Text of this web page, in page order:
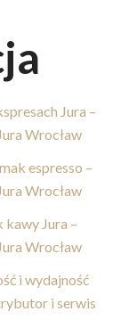
Jura –
Wrocław
espresso –
Wrocław
kawy Jura –
Wrocław
i wydajność
i serwis